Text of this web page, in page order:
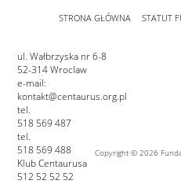
ul. Wałbrzyska nr 6-8
52-314 Wroclaw
e-mail:
kontakt@centaurus.org.pl
tel.
518 569 487
tel.
518 569 488
Klub Centaurusa
512 52 52 52
Copyright © 2026
STRONA GŁÓWNA STATUT